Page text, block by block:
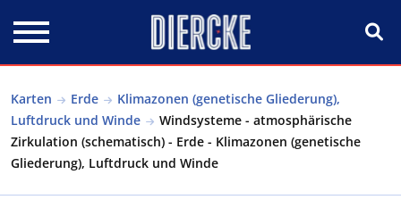
Karten Erde
Klimazonen (genetische Gliederung),
Luftdruck und Winde
Windsysteme - atmosphärische
Zirkulation (schematisch) - Erde - Klimazonen (genetische
Gliederung), Luftdruck und Winde